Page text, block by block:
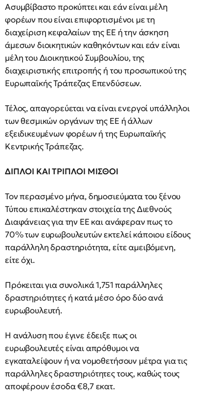
Ασυμβίβαστο προκύπτει και εάν είναι μέλη
φορέων που είναι επιφορτισμένοι με τη
διαχείριση κεφαλαίων της ΕΕ ή την άσκηση
άμεσων διοικητικών καθηκόντων και εάν είναι
μέλη του Διοικητικού Συμβουλίου, της
διαχειριστικής επιτροπής ή του προσωπικού της
Ευρωπαϊκής Τράπεζας Επενδύσεων.
Τέλος, απαγορεύεται να είναι ενεργοί υπάλληλοι
των θεσμικών οργάνων της ΕΕ ή άλλων
εξειδικευμένων φορέων ή της Ευρωπαϊκής
Κεντρικής Τράπεζας.
ΔΙΠΛΟΙ ΚΑΙ ΤΡΙΠΛΟΙ ΜΙΣΘΟΙ
Τον περασμένο μήνα, δημοσιεύματα του ξένου
Τύπου επικαλέστηκαν στοιχεία της Διεθνούς
Διαφάνειας για την ΕΕ και ανάφεραν πως το
70% των ευρωβουλευτών εκτελεί κάποιου είδους
παράλληλη δραστηριότητα, είτε αμειβόμενη,
είτε όχι.
Πρόκειται για συνολικά 1,751 παράλληλες
δραστηριότητες ή κατά μέσο όρο δύο ανά
ευρωβουλευτή.
Η ανάλυση που έγινε έδειξε πως οι
ευρωβουλευτές είναι απρόθυμοι να
εγκαταλείψουν ή να νομοθετήσουν μέτρα για τις
παράλληλες δραστηριότητες τους, καθώς τους
αποφέρουν έσοδα €8,7 εκατ.